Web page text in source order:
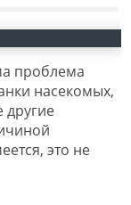
проблема
насекомых,
другие
это не